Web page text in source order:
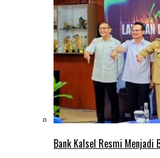
Bank Kalsel Resmi Menjadi